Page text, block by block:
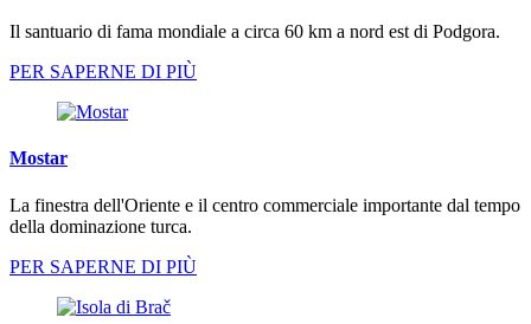
Il santuario di fama mondiale a circa 60 km a nord est di Podgora.
PER SAPERNE DI PIÙ
Mostar
La finestra dell'Oriente e il centro commerciale importante dal tempo
della dominazione turca.
PER SAPERNE DI PIÙ